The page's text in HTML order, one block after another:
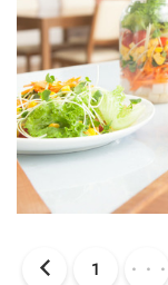
1 ・・・